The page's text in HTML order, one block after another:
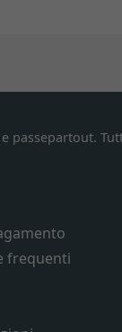
frequenti